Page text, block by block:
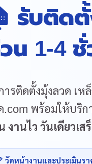
รับติด
น 1-4 ชั่
ารติดตั้งมุ้งลวด เห
.com พร้อมให้บริ
งานไว วันเดียวเ
วัดหน้างานและประเมินร